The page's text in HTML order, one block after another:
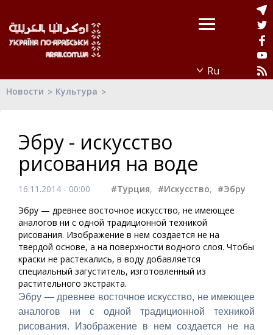
Новости Культура
Эбру - искусство
рисования на воде
16.11.2014 - 00:00 #Турция, #Искусство, #Эбру
Эбру — древнее восточное искусство, не имеющее
аналогов ни с одной традиционной техникой
рисования. Изображение в нем создается не на
твердой основе, а на поверхности водного слоя. Чтобы
краски не растекались, в воду добавляется
специальный загуститель, изготовленный из
растительного экстракта.
Эбру — древнее восточное искусство, не имеющее
аналогов ни с одной традиционной техникой
рисования. Изображение в нем создается не на